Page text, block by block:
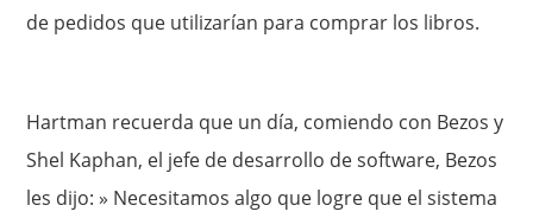
de pedidos que utilizarían para comprar los libros.
Hartman recuerda que un día, comiendo con Bezos y
Shel Kaphan, el jefe de desarrollo de software, Bezos
les dijo: » Necesitamos algo que logre que el sistema